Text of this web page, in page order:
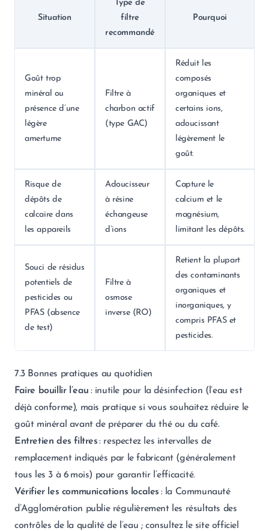
Situation
Type de
filtre
recommandé
Pourquoi
Goût trop
minéral ou
présence d’une
légère
amertume
Filtre à
charbon actif
(type GAC)
Réduit les
composés
organiques et
certains ions,
adoucissant
légèrement le
goût.
Risque de
dépôts de
calcaire dans
les appareils
Adoucisseur
à résine
échangeuse
d’ions
Capture le
calcium et le
magnésium,
limitant les dépôts.
Souci de résidus
potentiels de
pesticides ou
PFAS (absence
de test)
Filtre à
osmose
inverse (RO)
Retient la plupart
des contaminants
organiques et
inorganiques, y
compris PFAS et
pesticides.
7.3 Bonnes pratiques au quotidien
Faire bouillir l’eau : inutile pour la désinfection (l’eau est
déjà conforme), mais pratique si vous souhaitez réduire le
goût minéral avant de préparer du thé ou du café.
Entretien des filtres: respectez les intervalles de
remplacement indiqués par le fabricant (généralement
tous les 3 à 6 mois) pour garantir l’efficacité.
Vérifier les communications locales : la Communauté
d’Agglomération publie régulièrement les résultats des
contrôles de la qualité de l’eau ; consultez le site officiel